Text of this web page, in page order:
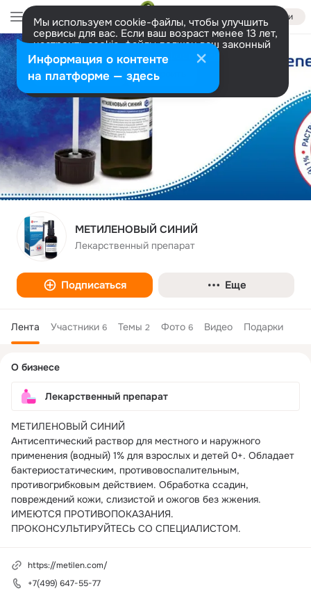
Войти
Мы используем cookie-файлы, чтобы улучшить
сервисы для вас. Если ваш возраст менее 13 лет,
настроить cookie-файлы должен ваш законный
представитель. Больше информации
Разрешить все Настроить
МЕТИЛЕНОВЫЙ СИНИЙ
Лекарственный препарат
Подписаться Еще
Лента Участники 6 Темы 2 Фото 6 Видео Подарки
колонка
О бизнесе
Лекарственный препарат
МЕТИЛЕНОВЫЙ СИНИЙ
Антисептический раствор для местного и наружного
применения (водный) 1% для взрослых и детей 0+. Обладает
бактериостатическим, противовоспалительным,
противогрибковым действием. Обработка ссадин,
повреждений кожи, слизистой и ожогов без жжения.
ИМЕЮТСЯ ПРОТИВОПОКАЗАНИЯ.
ПРОКОНСУЛЬТИРУЙТЕСЬ СО СПЕЦИАЛИСТОМ.
https://metilen.com/
+7(499) 647-55-77
Информация о контенте
на платформе — здесь